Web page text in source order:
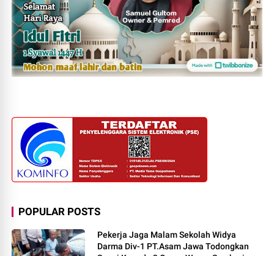
POPULAR POSTS
Pekerja Jaga Malam Sekolah Widya
Darma Div-1 PT.Asam Jawa Todongkan